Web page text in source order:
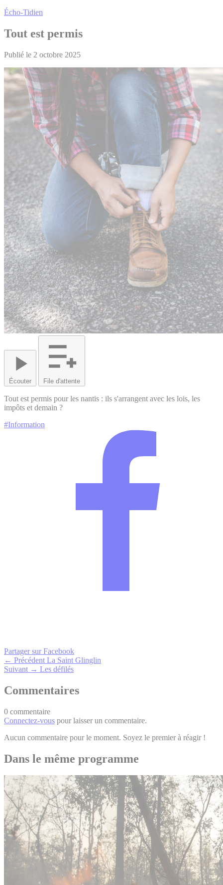
Écho-Tidien
Tout est permis
Publié le 2 octobre 2025
Écouter File d'attente
Tout est permis pour les nantis : ils s'arrangent avec les lois, les
impôts et demain ?
#Information
Partager sur Facebook
← Précédent La Saint Glinglin
Suivant → Les défilés
Commentaires
0 commentaire
Connectez-vous pour laisser un commentaire.
Aucun commentaire pour le moment. Soyez le premier à réagir !
Dans le même programme